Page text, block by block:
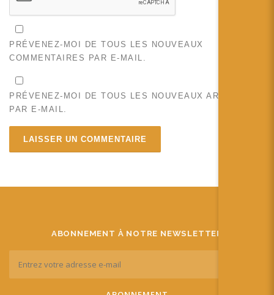
PRÉVENEZ-MOI DE TOUS LES NOUVEAUX
COMMENTAIRES PAR E-MAIL.
PRÉVENEZ-MOI DE TOUS LES NOUVEAUX ARTICLES
PAR E-MAIL.
ABONNEMENT À NOTRE NEWSLETTER